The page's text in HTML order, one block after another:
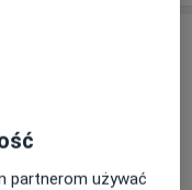
partnerom używać